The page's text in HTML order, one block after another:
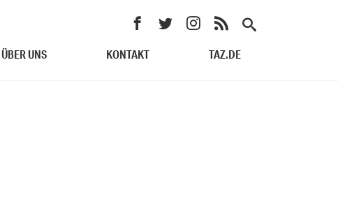
ÜBER UNS KONTAKT TAZ.DE